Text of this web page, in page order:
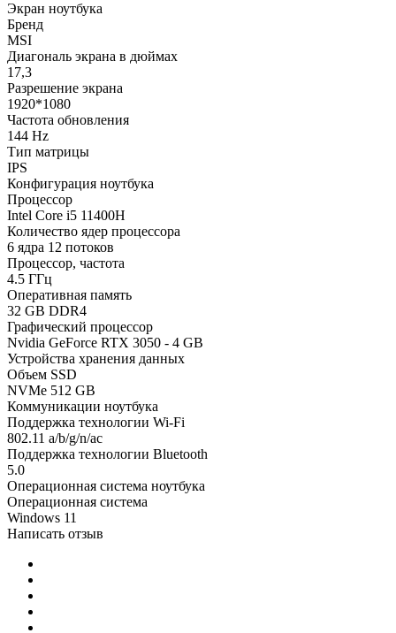
Экран ноутбука
Бренд
MSI
Диагональ экрана в дюймах
17,3
Разрешение экрана
1920*1080
Частота обновления
144 Hz
Тип матрицы
IPS
Конфигурация ноутбука
Процессор
Intel Core i5 11400H
Количество ядер процессора
6 ядра 12 потоков
Процессор, частота
4.5 ГГц
Оперативная память
32 GB DDR4
Графический процессор
Nvidia GeForce RTX 3050 - 4 GB
Устройства хранения данных
Объем SSD
NVMe 512 GB
Коммуникации ноутбука
Поддержка технологии Wi-Fi
802.11 a/b/g/n/ac
Поддержка технологии Bluetooth
5.0
Операционная система ноутбука
Операционная система
Windows 11
Написать отзыв